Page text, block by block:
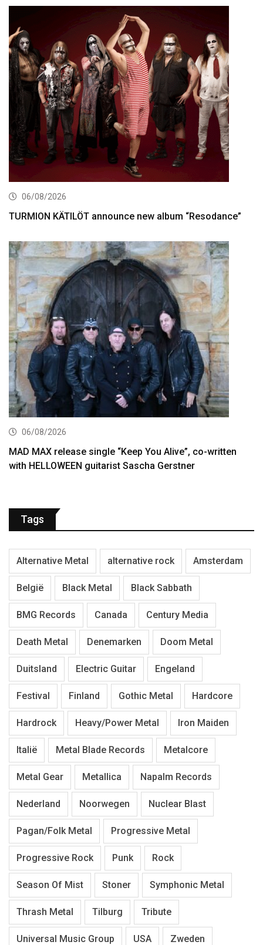
06/08/2026
TURMION KÄTILÖT announce new album “Resodance”
06/08/2026
MAD MAX release single “Keep You Alive”, co-written
with HELLOWEEN guitarist Sascha Gerstner
Tags
Alternative Metal alternative rock Amsterdam
België Black Metal Black Sabbath
BMG Records Canada Century Media
Death Metal Denemarken Doom Metal
Duitsland Electric Guitar Engeland
Festival Finland Gothic Metal Hardcore
Hardrock Heavy/Power Metal Iron Maiden
Italië Metal Blade Records Metalcore
Metal Gear Metallica Napalm Records
Nederland Noorwegen Nuclear Blast
Pagan/Folk Metal Progressive Metal
Progressive Rock Punk Rock
Season Of Mist Stoner Symphonic Metal
Thrash Metal Tilburg Tribute
Universal Music Group USA Zweden